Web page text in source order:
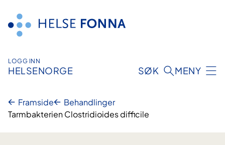
innhald
LOGG INN
HELSENORGE SØK MENY
Framside
Behandlinger
Tarmbakterien Clostridioides difficile